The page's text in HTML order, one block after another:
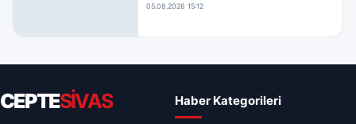
05.08.2026 15:12
CEPTESİVAS Haber Kategorileri